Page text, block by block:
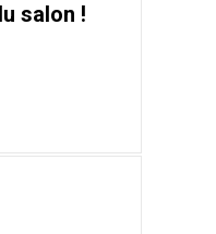
salon !